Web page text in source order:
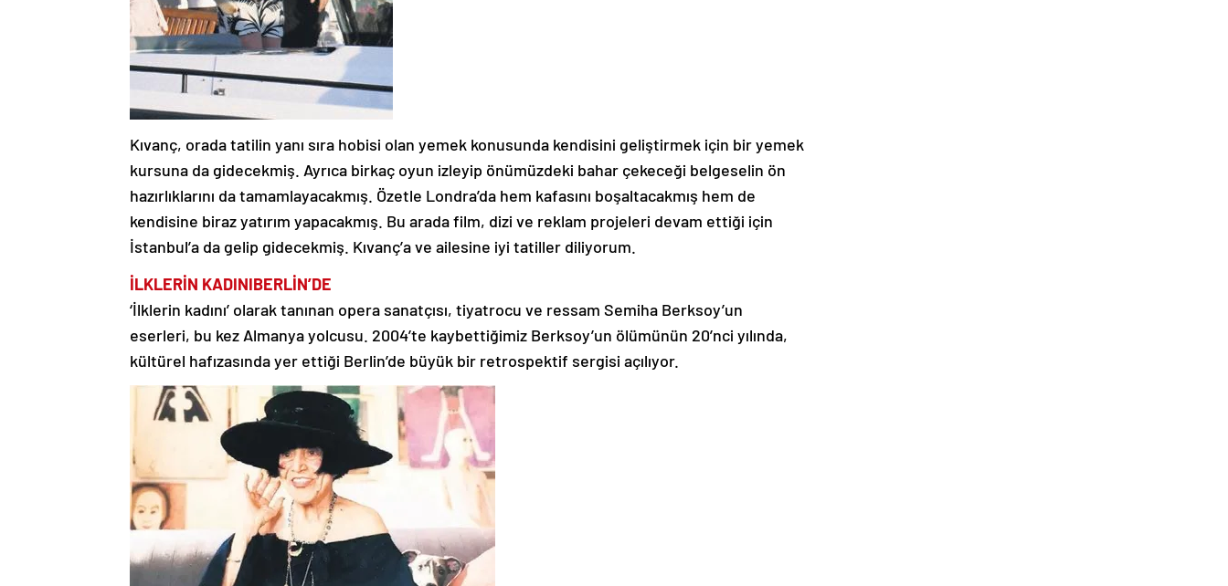
Kıvanç, orada tatilin yanı sıra hobisi olan yemek konusunda kendisini geliştirmek için bir yemek
kursuna da gidecekmiş. Ayrıca birkaç oyun izleyip önümüzdeki bahar çekeceği belgeselin ön
hazırlıklarını da tamamlayacakmış. Özetle Londra’da hem kafasını boşaltacakmış hem de
kendisine biraz yatırım yapacakmış. Bu arada film, dizi ve reklam projeleri devam ettiği için
İstanbul’a da gelip gidecekmiş. Kıvanç’a ve ailesine iyi tatiller diliyorum.
İLKLERİN KADINIBERLİN’DE
‘İlklerin kadını’ olarak tanınan opera sanatçısı, tiyatrocu ve ressam Semiha Berksoy’un
eserleri, bu kez Almanya yolcusu. 2004’te kaybettiğimiz Berksoy’un ölümünün 20’nci yılında,
kültürel hafızasında yer ettiği Berlin’de büyük bir retrospektif sergisi açılıyor.